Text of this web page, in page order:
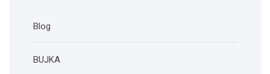
Blog
BUJKA